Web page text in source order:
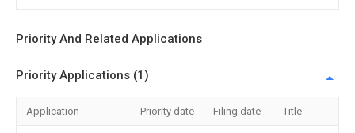
Priority And Related Applications
Priority Applications (1)
Application Priority date Filing date Title